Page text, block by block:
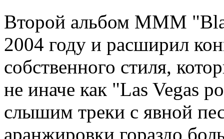
Второй альбом MMM
2004 году и расширил
собственного стиля,
не иначе как "Las Vegas
слышим треки с явной
аранжировки гораздо